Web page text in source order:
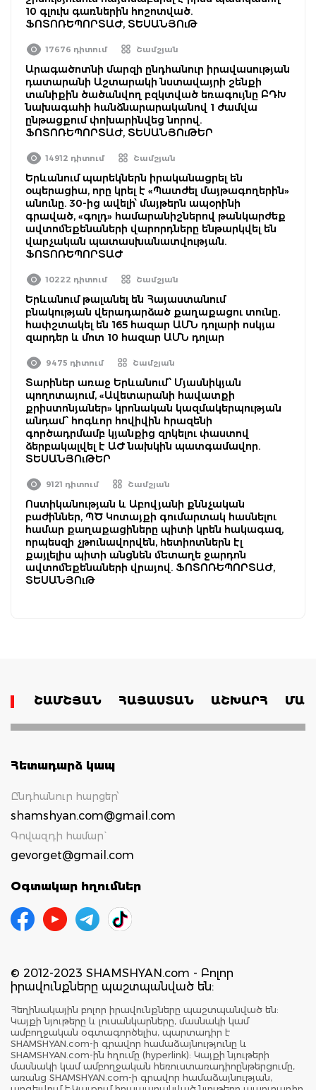
10 գլուխ գառներին հոշոտված.
ՖՈՏՈՌԵՊՈՐՏԱԺ, ՏԵՍԱՆՅՈւԹ
17676 դիտում Շամշյան
Արագածոտնի մարզի ընդհանուր իրավասության
դատարանի Աշտարակի նստավայրի շենքի
տանիքին ծածանվող բզկտված եռագույնը ԲԴԽ
նախագահի հանձնարարականով 1 ժամվա
ընթացքում փոխարինվեց նորով.
ՖՈՏՈՌԵՊՈՐՏԱԺ, ՏԵՍԱՆՅՈւԹԵՐ
14912 դիտում Շամշյան
Երևանում պարեկներն իրականացրել են
օպերացիա, որը կրել է «Պատժել մայթագողերին»
անունը. 30-ից ավելի՝ մայթերն ապօրինի
գրաված, «գոլդ» համարանիշներով թանկարժեք
ավտոմեքենաների վարորդները ենթարկվել են
վարչական պատասխանատվության.
ՖՈՏՈՌԵՊՈՐՏԱԺ
10222 դիտում Շամշյան
Երևանում թալանել են Հայաստանում
բնակության վերադարձած քաղաքացու տունը․
հափշտակել են 165 հազար ԱՄՆ դոլարի ոսկյա
զարդեր և մոտ 10 հազար ԱՄՆ դոլար
9475 դիտում Շամշյան
Տարիներ առաջ Երևանում՝ Մյասնիկյան
պողոտայում, «Ավետարանի հավատքի
քրիստոնյաներ» կրոնական կազմակերպության
անդամ՝ հոգևոր հովիվին հրազենի
գործադրմամբ կյանքից զրկելու փաստով
ձերբակալվել է ԱԺ նախկին պատգամավոր.
ՏԵՍԱՆՅՈւԹԵՐ
9121 դիտում Շամշյան
Ոստիկանության և Աբովյանի քննչական
բաժիններ, ՊԾ Կոտայքի գումարտակ հասնելու
համար քաղաքացիները պիտի կրեն հակագազ,
որպեսզի չթունավորվեն, հետիոտներն էլ
քայլելիս պիտի անցնեն մետաղե ջարդոն
ավտոմեքենաների վրայով. ՖՈՏՈՌԵՊՈՐՏԱԺ,
ՏԵՍԱՆՅՈւԹ
ՇԱՄՇՅԱՆ ՀԱՅԱՍՏԱՆ ԱՇԽԱՐՀ
Հետադարձ կապ
Ընդհանուր հարցեր՝
shamshyan.com@gmail.com
Գովազդի համար`
gevorget@gmail.com
Օգտակար հղումներ
© 2012-2023 SHAMSHYAN.com - Բոլոր
իրավունքները պաշտպանված են:
Հեղինակային բոլոր իրավունքները պաշտպանված են:
Կայքի նյութերը և լուսանկարները, մասնակի կամ
ամբողջական օգտագործելիս, պարտադիր է
SHAMSHYAN.com-ի գրավոր համաձայնությունը և
SHAMSHYAN.com-ին հղումը (hyperlink): Կայքի նյութերի
մասնակի կամ ամբողջական հեռուստառադիոընթերցումը,
առանց SHAMSHYAN.com-ի գրավոր համաձայնության,